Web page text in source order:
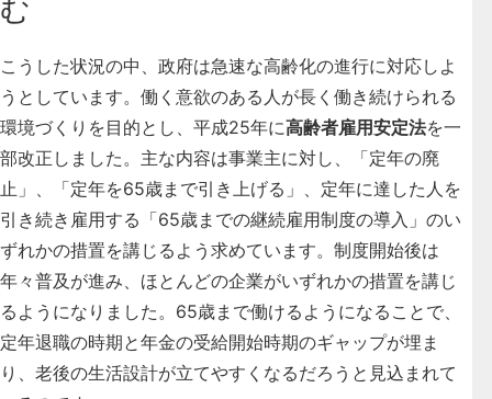
む
こうした状況の中、政府は急速な高齢化の進行に対応しよ
うとしています。働く意欲のある人が長く働き続けられる
環境づくりを目的とし、平成25年に高齢者雇用安定法を一
部改正しました。主な内容は事業主に対し、「定年の廃
止」、「定年を65歳まで引き上げる」、定年に達した人を
引き続き雇用する「65歳までの継続雇用制度の導入」のい
ずれかの措置を講じるよう求めています。制度開始後は
年々普及が進み、ほとんどの企業がいずれかの措置を講じ
るようになりました。65歳まで働けるようになることで、
定年退職の時期と年金の受給開始時期のギャップが埋ま
り、老後の生活設計が立てやすくなるだろうと見込まれて